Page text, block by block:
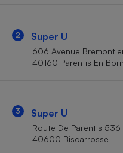
2 Super U
606 Avenue
40160 Parentis En Born
3 Super U
Route De Parentis
40600 Biscarrosse